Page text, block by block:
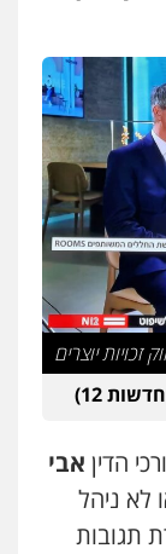
12)
הדין אבי
לא ניהל
תגובות